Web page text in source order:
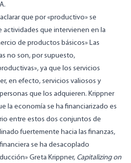
que por «productivo» se
actividades que intervienen en la
de productos básicos» Las
no son, por supuesto,
ya que los servicios
en efecto, servicios valiosos y
que los adquieren. Krippner
la economía se ha financiarizado es
entre estos dos conjuntos de
fuertemente hacia las finanzas,
se ha desacoplado
Greta Krippner, Capitalizing on